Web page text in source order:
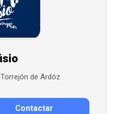
Torrejón de Ardóz
Contactar
Contactar por correo